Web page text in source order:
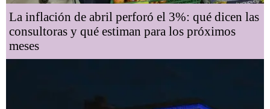
La inflación de abril perforó el 3%: qué dicen las
consultoras y qué estiman para los próximos
meses